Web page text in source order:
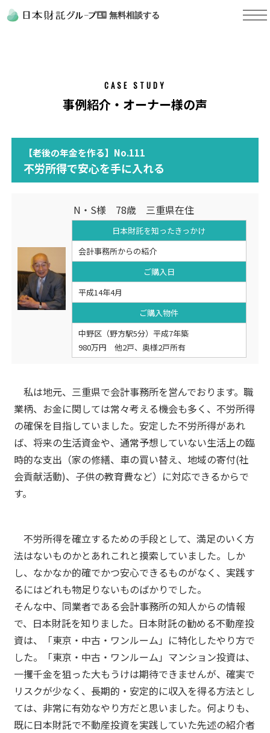
無料相談する
CASE STUDY
事例紹介・オーナー様の声
【老後の年金を作る】No.111
不労所得で安心を手に入れる
N・S様 78歳 三重県在住
日本財託を知ったきっかけ
会計事務所からの紹介
ご購入日
平成14年4月
ご購入物件
中野区（野方駅5分）平成7年築
980万円 他2戸、奥様2戸所有
私は地元、三重県で会計事務所を営んでおります。職
業柄、お金に関しては常々考える機会も多く、不労所得
の確保を目指していました。安定した不労所得があれ
ば、将来の生活資金や、通常予想していない生活上の臨
時的な支出（家の修繕、車の買い替え、地域の寄付(社
会貢献活動)、子供の教育費など）に対応できるからで
す。
不労所得を確立するための手段として、満足のいく方
法はないものかとあれこれと摸索していました。しか
し、なかなか的確でかつ安心できるものがなく、実践す
るにはどれも物足りないものばかりでした。
そんな中、同業者である会計事務所の知人からの情報
で、日本財託を知りました。日本財託の勧める不動産投
資は、「東京・中古・ワンルーム」に特化したやり方で
した。「東京・中古・ワンルーム」マンション投資は、
一攫千金を狙った大もうけは期待できませんが、確実で
リスクが少なく、長期的・安定的に収入を得る方法とし
ては、非常に有効なやり方だと思いました。何よりも、
既に日本財託で不動産投資を実践していた先述の紹介者